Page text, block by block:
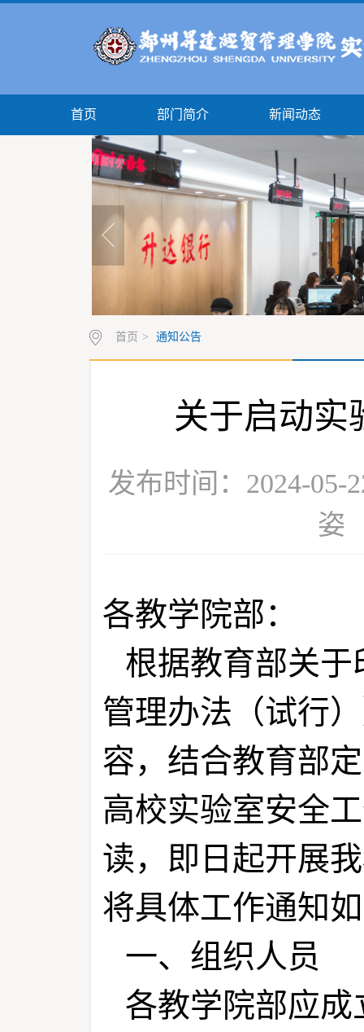
首页 部门简介 新闻动态
首页 > 通知公告
关于启动实
发布时间：2024-
姿
各教学院部：
根据教育部关
管理办法（试行
容，结合教育部
高校实验室安全
读，即日起开展
将具体工作通知
一、组织人员
各教学院部应